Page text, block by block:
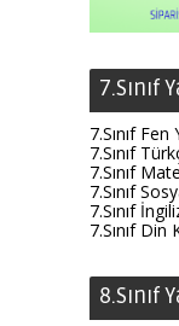
7.Sınıf
7.Sınıf Fen
7.Sınıf
7.Sınıf
7.Sınıf
7.Sınıf
7.Sınıf Din
8.Sınıf